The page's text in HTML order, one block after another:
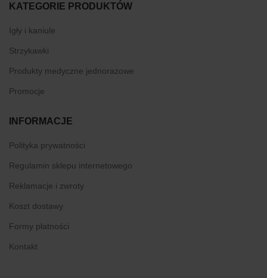
KATEGORIE PRODUKTÓW
Igły i kaniule
Strzykawki
Produkty medyczne jednorazowe
Promocje
INFORMACJE
Polityka prywatności
Regulamin sklepu internetowego
Reklamacje i zwroty
Koszt dostawy
Formy płatności
Kontakt